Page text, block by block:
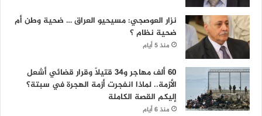
نزار العوصجي: مسيحيو العراق … ضحية وطن أم
ضحية نظام ؟
منذ 5 أيام
60 ألف مهاجر و34 قتيلاً وقرار قضائي أشعل
الأزمة.. لماذا انفجرت أزمة الهجرة في سبتة؟
إليكم القصة الكاملة
منذ 6 أيام